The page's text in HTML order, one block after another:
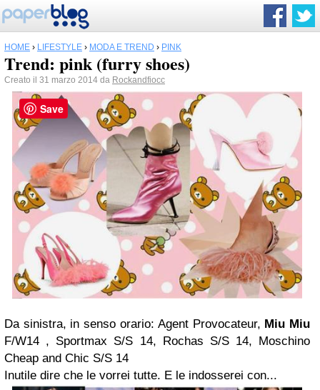
HOME › LIFESTYLE › MODA E TREND › PINK
Trend: pink (furry shoes)
Creato il 31 marzo 2014 da Rockandfiocc
Da sinistra, in senso orario: Agent Provocateur, Miu Miu
F/W14 , Sportmax S/S 14, Rochas S/S 14, Moschino
Cheap and Chic S/S 14
Inutile dire che le vorrei tutte. E le indosserei con...
Save